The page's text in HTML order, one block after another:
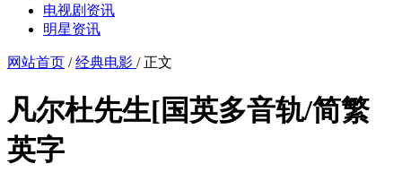
电视剧资讯
明星资讯
网站首页 /经典电影 / 正文
凡尔杜先生[国英多音轨/简繁
英字